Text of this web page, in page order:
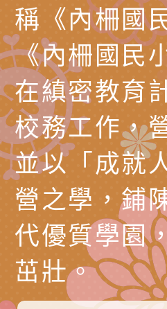
向AI對
藝術才
長說明會
站學生
桃園市
辦「桃園
藝術才能
長說明會
轉知國立
「2026
學術研討
函轉內政
反詐宣導
函轉內政
詐知能及
官制度中
製作相關
檢送本市
區「馬村
味．茶味
信誼基金
【父母也
育兒中找
心怡心理
有關本市
下簡稱輔
上半年高
檢送「桃
緒及行為
檢送桃園
稱《內柵國
《內柵國民
在縝密教育
校務工作，
並以「成就
營之學，鋪
代優質學園
茁壯。